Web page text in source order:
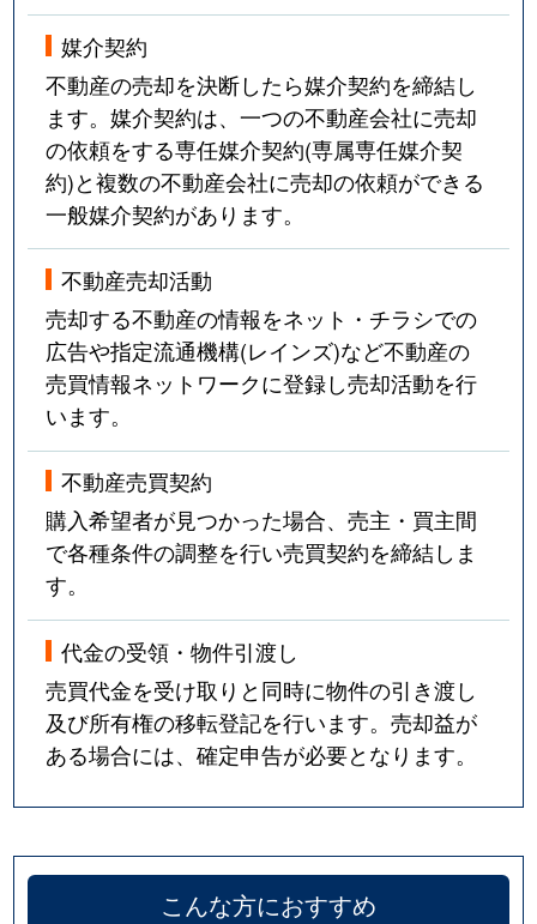
媒介契約
不動産の売却を決断したら媒介契約を締結し
ます。媒介契約は、一つの不動産会社に売却
の依頼をする専任媒介契約(専属専任媒介契
約)と複数の不動産会社に売却の依頼ができる
一般媒介契約があります。
不動産売却活動
売却する不動産の情報をネット・チラシでの
広告や指定流通機構(レインズ)など不動産の
売買情報ネットワークに登録し売却活動を行
います。
不動産売買契約
購入希望者が見つかった場合、売主・買主間
で各種条件の調整を行い売買契約を締結しま
す。
代金の受領・物件引渡し
売買代金を受け取りと同時に物件の引き渡し
及び所有権の移転登記を行います。売却益が
ある場合には、確定申告が必要となります。
こんな方におすすめ